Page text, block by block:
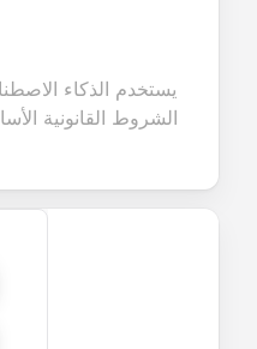
يستخدم الذكاء
الشروط القانونية